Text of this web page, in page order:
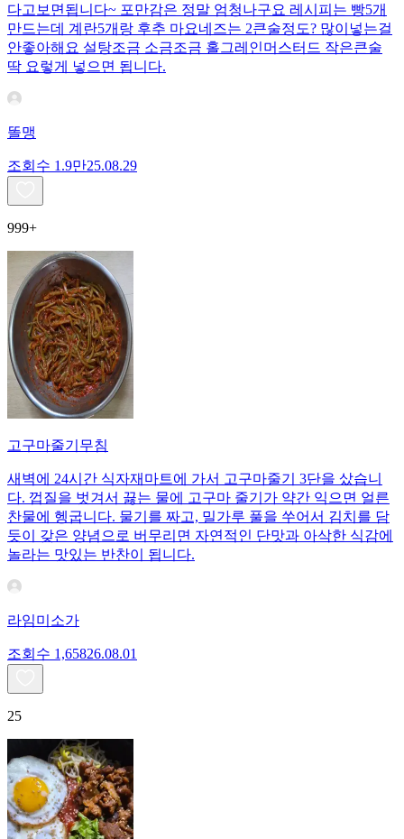
다고보면됩니다~ 포만감은 정말 엄청나구요 레시피는 빵5개
만드는데 계란5개랑 후추 마요네즈는 2큰술정도? 많이넣는걸
안좋아해요 설탕조금 소금조금 홀그레인머스터드 작은큰술
딱 요렇게 넣으면 됩니다.
똘맹
조회수 1.9만25.08.29
999+
고구마줄기무침
새벽에 24시간 식자재마트에 가서 고구마줄기 3단을 샀습니
다. 껍질을 벗겨서 끓는 물에 고구마 줄기가 약간 익으면 얼른
찬물에 헹굽니다. 물기를 짜고, 밀가루 풀을 쑤어서 김치를 담
듯이 갖은 양념으로 버무리면 자연적인 단맛과 아삭한 식감에
놀라는 맛있는 반찬이 됩니다.
라임미소가
조회수 1,65826.08.01
25